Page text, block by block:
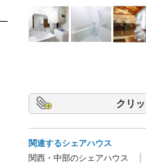
クリ
関連するシェアハウス
関西・中部のシェアハウス